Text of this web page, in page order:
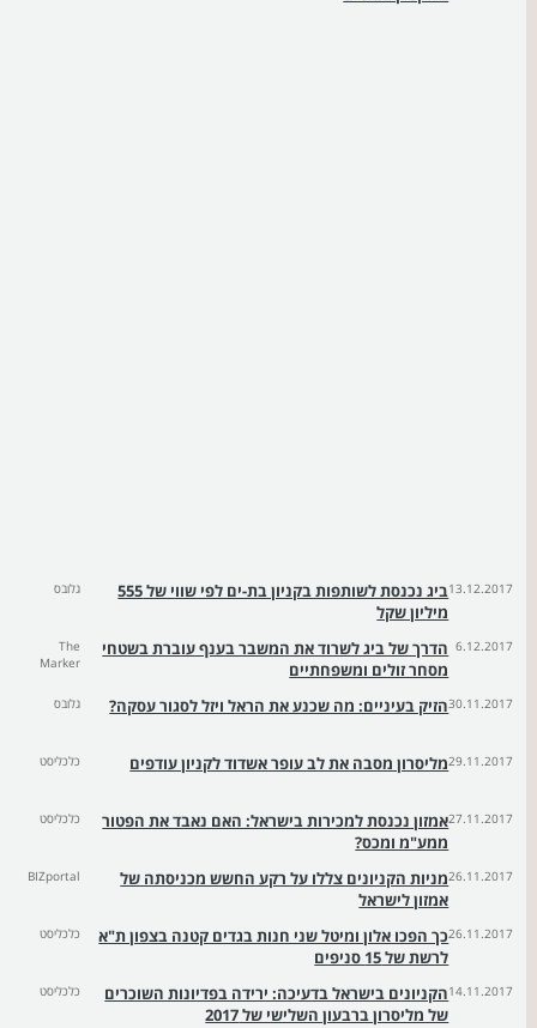
13.12.2017
ביג נכנסת לשותפות בקניון בת-ים לפי שווי של 555
מיליון שקל
גלובס
6.12.2017 הדרך של ביג לשרוד את המשבר בענף עוברת בשטחי
מסחר זולים ומשפחתיים
The
Marker
30.11.2017הזיק בעיניים: מה שכנע את הראל ויזל לסגור עסקה? גלובס
29.11.2017מליסרון מסבה את לב עופר אשדוד לקניון עודפים כלכליסט
27.11.2017אמזון נכנסת למכירות בישראל: האם נאבד את הפטור
ממע"מ ומכס?
כלכליסט
26.11.2017מניות הקניונים צללו על רקע החשש מכניסתה של
אמזון לישראל
BIZportal
26.11.2017כך הפכו אלון ומיטל שני חנות בגדים קטנה בצפון ת"א
לרשת של 15 סניפים
כלכליסט
14.11.2017הקניונים בישראל בדעיכה: ירידה בפדיונות השוכרים
של מליסרון ברבעון השלישי של 2017
כלכליסט